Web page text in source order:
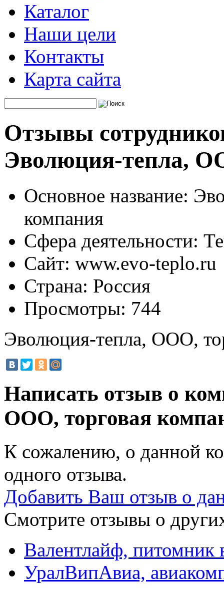
Каталог
Наши цели
Контакты
Карта сайта
Отзывы
Эволюция-тепла,
Основное название:
компания
Сфера деятельности:
Сайт: www.evo-teplo.ru
Страна: Россия
Просмотры: 744
Эволюция-тепла, ООО,
Написать отзыв о
ООО, торговая
К сожалению, о данной
одного отзыва.
Добавить Ваш отзыв о
Смотрите отзывы о
Валентлайф, питомник
УралВипАвиа,